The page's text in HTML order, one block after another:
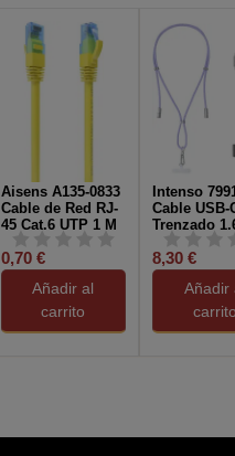
Aisens A135-0833
Cable de Red RJ-
45 Cat.6 UTP 1 M
0,70 €
Añadir al
carrito
Intenso
Cable USB-
Trenzado
8,30 €
Añadir
carrito